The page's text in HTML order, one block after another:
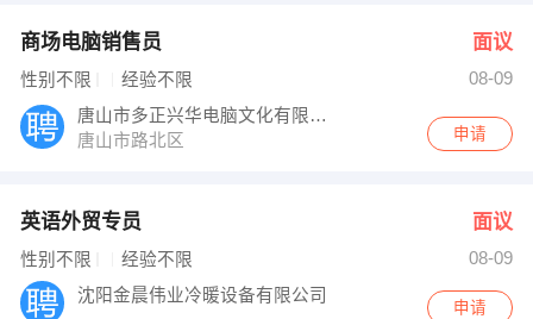
商场电脑销售员 面议
性别不限 经验不限
08-09
唐山市多正兴华电脑文化有限公司
唐山市路北区
申请
英语外贸专员 面议
性别不限 经验不限
08-09
沈阳金晨伟业冷暖设备有限公司
申请